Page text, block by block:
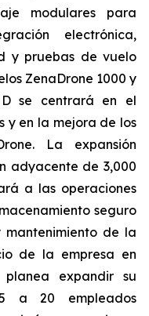
modulares para
electrónica,
y pruebas de vuelo
ZenaDrone 1000 y
se centrará en el
y en la mejora de los
La expansión
adyacente de 3,000
a las operaciones
seguro
de la
de la empresa en
expandir su
a 20 empleados